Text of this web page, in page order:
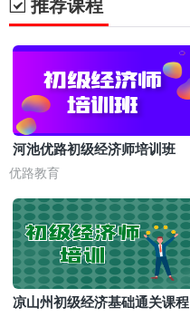
推荐课程
河池优路初级经济师培训班
优路教育
凉山州初级经济基础通关课程